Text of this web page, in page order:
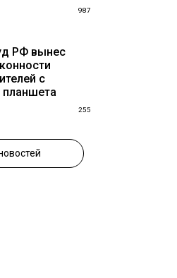
987
РФ вынес
с
255